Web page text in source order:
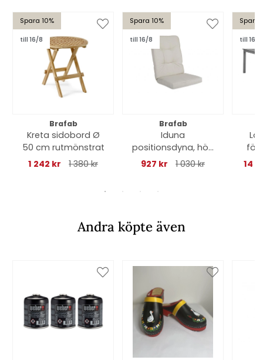
Spara 10%
till 16/8
Brafab
Kreta sidobord Ø
50 cm rutmönstrat
1 242 kr
1 380 kr
Spara 10%
till 16/8
Brafab
Iduna
positionsdyna, hög
- beige
927 kr 1 030 kr
Spara
till 16/8
14
Andra köpte även